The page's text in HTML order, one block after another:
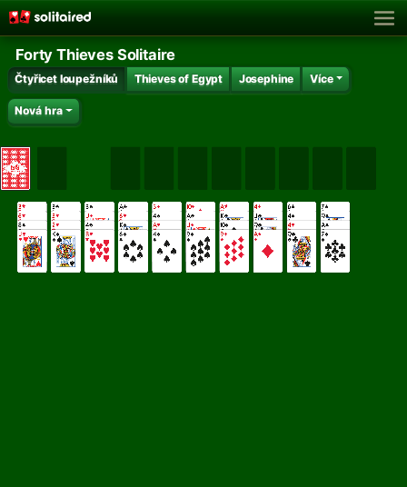
Forty Thieves Solitaire
Čtyřicet loupežníků Thieves of Egypt Josephine Více
Nová hra